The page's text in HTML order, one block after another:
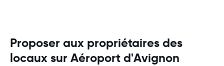
Proposer aux propriétaires des
locaux sur Aéroport d'Avignon